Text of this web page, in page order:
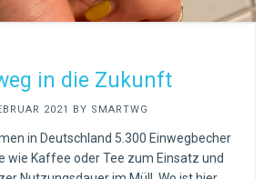
in die Zukunft
2021 BY SMARTWG
in Deutschland 5.300 Einwegbecher
wie Kaffee oder Tee zum Einsatz und